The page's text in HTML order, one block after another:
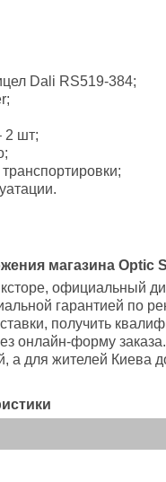
Dali RS519-384;
2 шт;
магазина Optic
официальный
гарантией по
получить
онлайн-форму
а для жителей Киева